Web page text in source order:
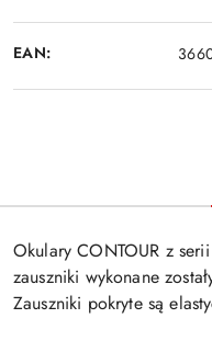
EAN:
Okulary CONTOUR z
zauszniki wykonane
Zauszniki pokryte są